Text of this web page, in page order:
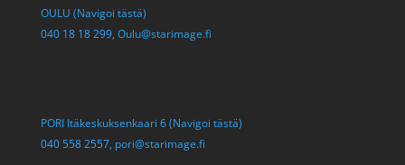
OULU (Navigoi tästä)
040 18 18 299, Oulu@starimage.fi
PORI Itäkeskuksenkaari 6 (Navigoi tästä)
040 558 2557, pori@starimage.fi